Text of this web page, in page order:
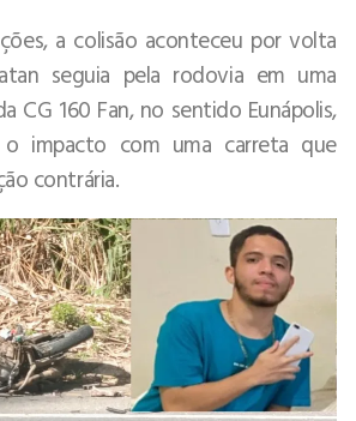
a colisão aconteceu por volta
seguia pela rodovia em uma
CG 160 Fan, no sentido Eunápolis,
impacto com uma carreta que
contrária.